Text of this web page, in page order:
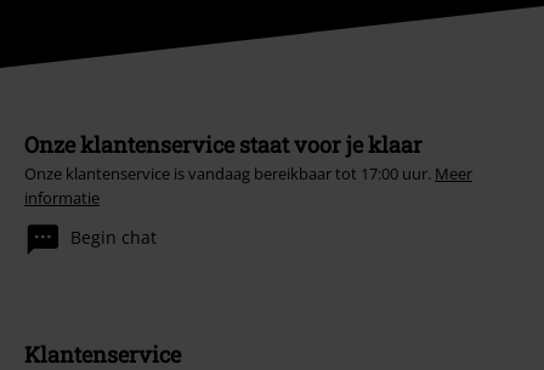
Onze klantenservice staat voor je klaar
Onze klantenservice is vandaag bereikbaar tot 17:00 uur. Meer
informatie
Begin chat
Klantenservice